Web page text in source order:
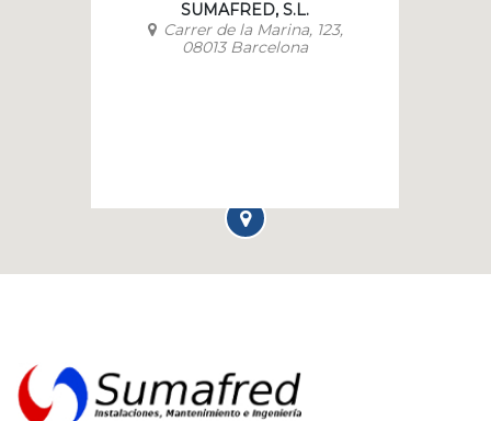
SUMAFRED, S.L.
Carrer de la Marina, 123,
08013 Barcelona